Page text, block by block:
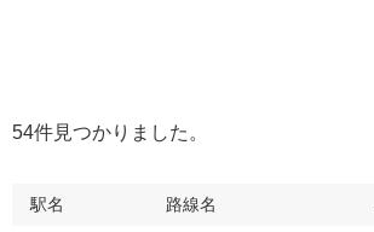
54件見つかりました。
駅名 路線名